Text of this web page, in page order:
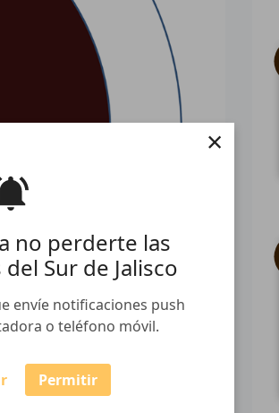
no perderte las
Sur de Jalisco
envíe notificaciones push
o teléfono móvil.
Permitir
×